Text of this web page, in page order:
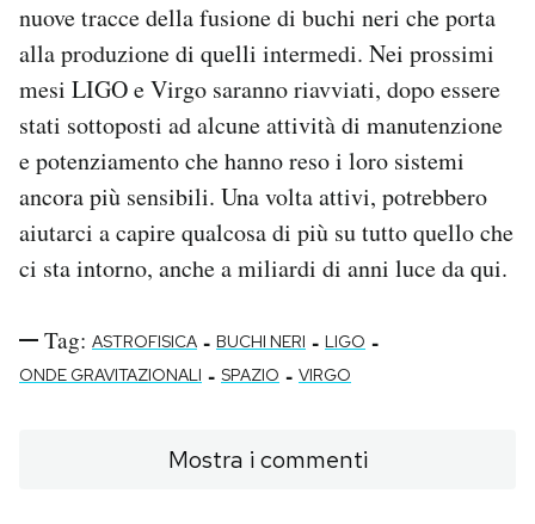
nuove tracce della fusione di buchi neri che porta
alla produzione di quelli intermedi. Nei prossimi
mesi LIGO e Virgo saranno riavviati, dopo essere
stati sottoposti ad alcune attività di manutenzione
e potenziamento che hanno reso i loro sistemi
ancora più sensibili. Una volta attivi, potrebbero
aiutarci a capire qualcosa di più su tutto quello che
ci sta intorno, anche a miliardi di anni luce da qui.
Tag: ASTROFISICA - BUCHI NERI - LIGO -
ONDE GRAVITAZIONALI - SPAZIO - VIRGO
Mostra i commenti